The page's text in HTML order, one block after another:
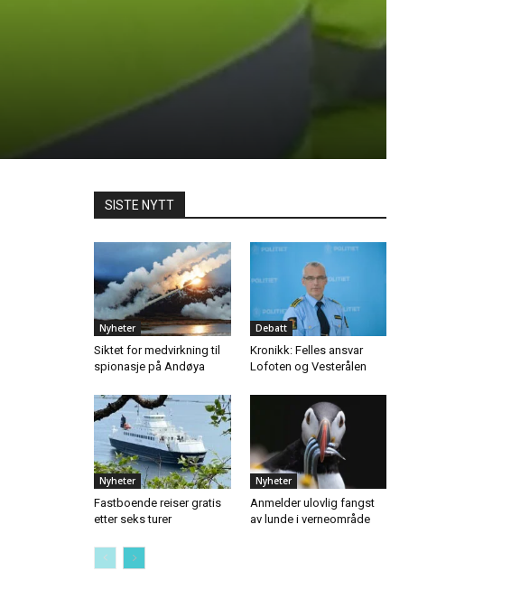
SISTE NYTT
Nyheter
Siktet for medvirkning til
spionasje på Andøya
Debatt
Kronikk: Felles ansvar
Lofoten og Vesterålen
Nyheter
Fastboende reiser gratis
etter seks turer
Nyheter
Anmelder ulovlig fangst
av lunde i verneområde